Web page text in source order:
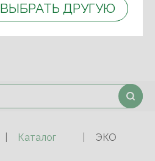
ВЫБРАТЬ ДРУГУЮ
Каталог ЭКО